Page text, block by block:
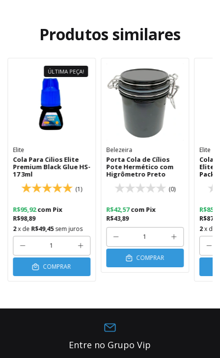
Produtos similares
ÚLTIMA PEÇA!
Elite
Cola Para Cilios Elite
Premium Black Glue HS-
17 3ml
(1)
R$98,89
R$95,92com Pix
2x de R$49,45 sem juros
COMPRAR
Belezeira
Porta Cola de Cílios
Pote Hermético com
Higrômetro Preto
(0)
R$43,89
R$42,57com Pix
COMPRAR
Elite
Cola
Elite
Pack
2 x de
Entre no Grupo Vip